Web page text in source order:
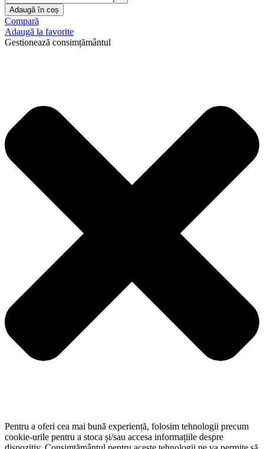
Adaugă în coș
Compară
Adaugă la favorite
Gestionează consimțământul
Pentru a oferi cea mai bună experiență, folosim tehnologii precum
cookie-urile pentru a stoca și/sau accesa informațiile despre